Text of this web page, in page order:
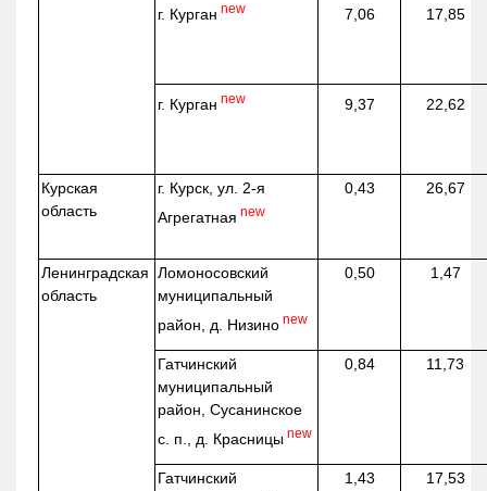
г. Курган new 7,06 17,85
г. Курган new 9,37 22,62
Курская
область
г. Курск, ул. 2-я
Агрегатная new
0,43 26,67
Ленинградская
область
Ломоносовский
муниципальный
район, д. Низино new
0,50 1,47
Гатчинский
муниципальный
район, Сусанинское
с. п., д. Красницы new
0,84 11,73
Гатчинский
1,43 17,53